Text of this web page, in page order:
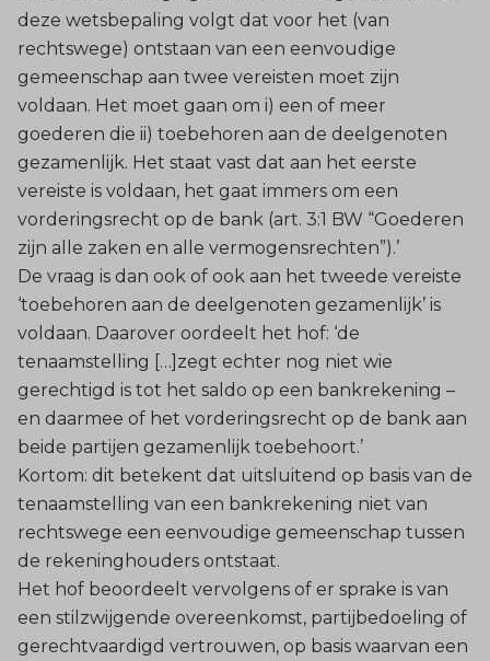
deze wetsbepaling volgt dat voor het (van
rechtswege) ontstaan van een eenvoudige
gemeenschap aan twee vereisten moet zijn
voldaan. Het moet gaan om i) een of meer
goederen die ii) toebehoren aan de deelgenoten
gezamenlijk. Het staat vast dat aan het eerste
vereiste is voldaan, het gaat immers om een
vorderingsrecht op de bank (art. 3:1 BW “Goederen
zijn alle zaken en alle vermogensrechten”).’
De vraag is dan ook of ook aan het tweede vereiste
‘toebehoren aan de deelgenoten gezamenlijk’ is
voldaan. Daarover oordeelt het hof: ‘de
tenaamstelling […]zegt echter nog niet wie
gerechtigd is tot het saldo op een bankrekening –
en daarmee of het vorderingsrecht op de bank aan
beide partijen gezamenlijk toebehoort.’
Kortom: dit betekent dat uitsluitend op basis van de
tenaamstelling van een bankrekening niet van
rechtswege een eenvoudige gemeenschap tussen
de rekeninghouders ontstaat.
Het hof beoordeelt vervolgens of er sprake is van
een stilzwijgende overeenkomst, partijbedoeling of
gerechtvaardigd vertrouwen, op basis waarvan een